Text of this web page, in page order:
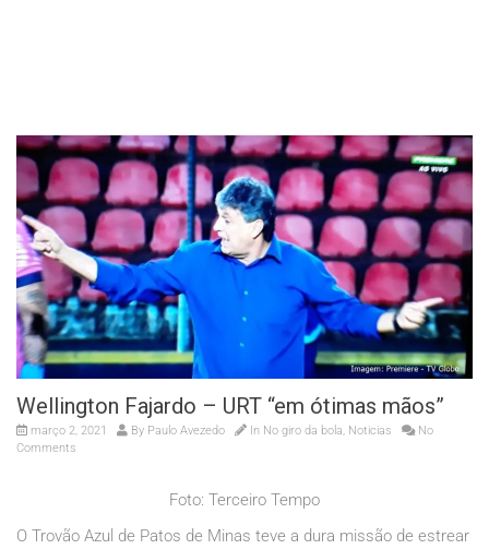
Wellington Fajardo – URT “em ótimas mãos”
março 2, 2021 By Paulo Avezedo In No giro da bola Noticias
No
Comments
Foto: Terceiro Tempo
O Trovão Azul de Patos de Minas teve a dura missão de estrear